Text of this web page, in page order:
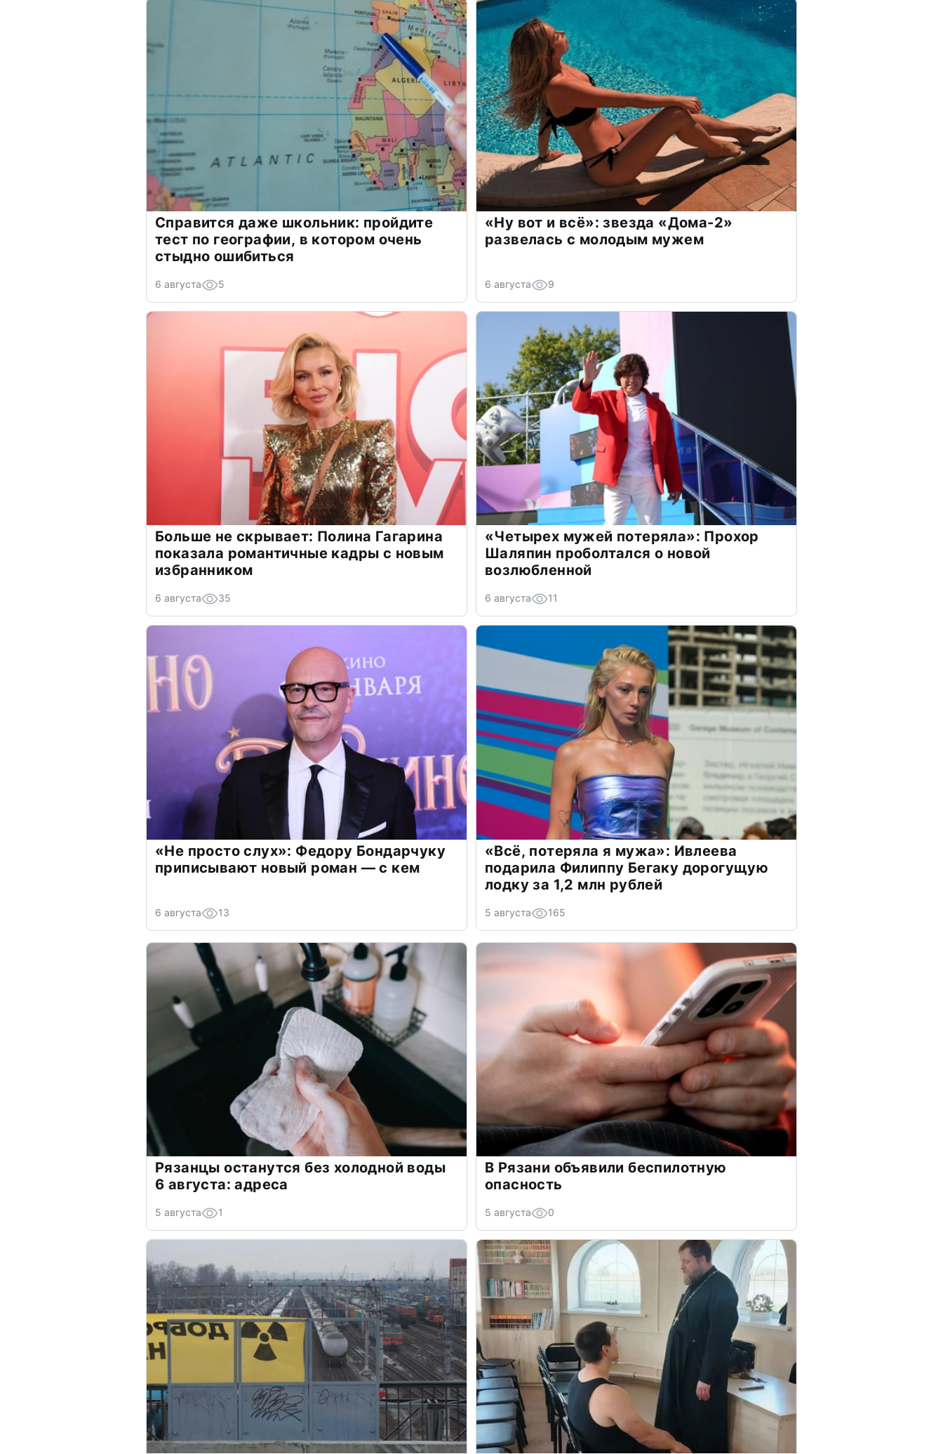
Справится даже школьник: пройдите
тест по географии, в котором очень
стыдно ошибиться
6 августа 5
«Ну вот и всё»: звезда «Дома-2»
развелась с молодым мужем
6 августа 9
Больше не скрывает: Полина Гагарина
показала романтичные кадры с новым
избранником
6 августа 35
«Четырех мужей потеряла»: Прохор
Шаляпин проболтался о новой
возлюбленной
6 августа 11
«Не просто слух»: Федору Бондарчуку
приписывают новый роман — с кем
6 августа 13
«Всё, потеряла я мужа»: Ивлеева
подарила Филиппу Бегаку дорогущую
лодку за 1,2 млн рублей
5 августа 165
Рязанцы останутся без холодной воды
6 августа: адреса
5 августа 1
В Рязани объявили беспилотную
опасность
5 августа 0